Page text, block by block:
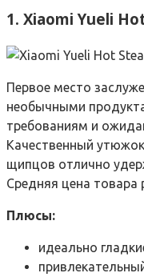
1. Xiaomi Yueli
Первое место
необычными
требованиям и
Качественный
щипцов отлично
Средняя цена товара
Плюсы:
идеально